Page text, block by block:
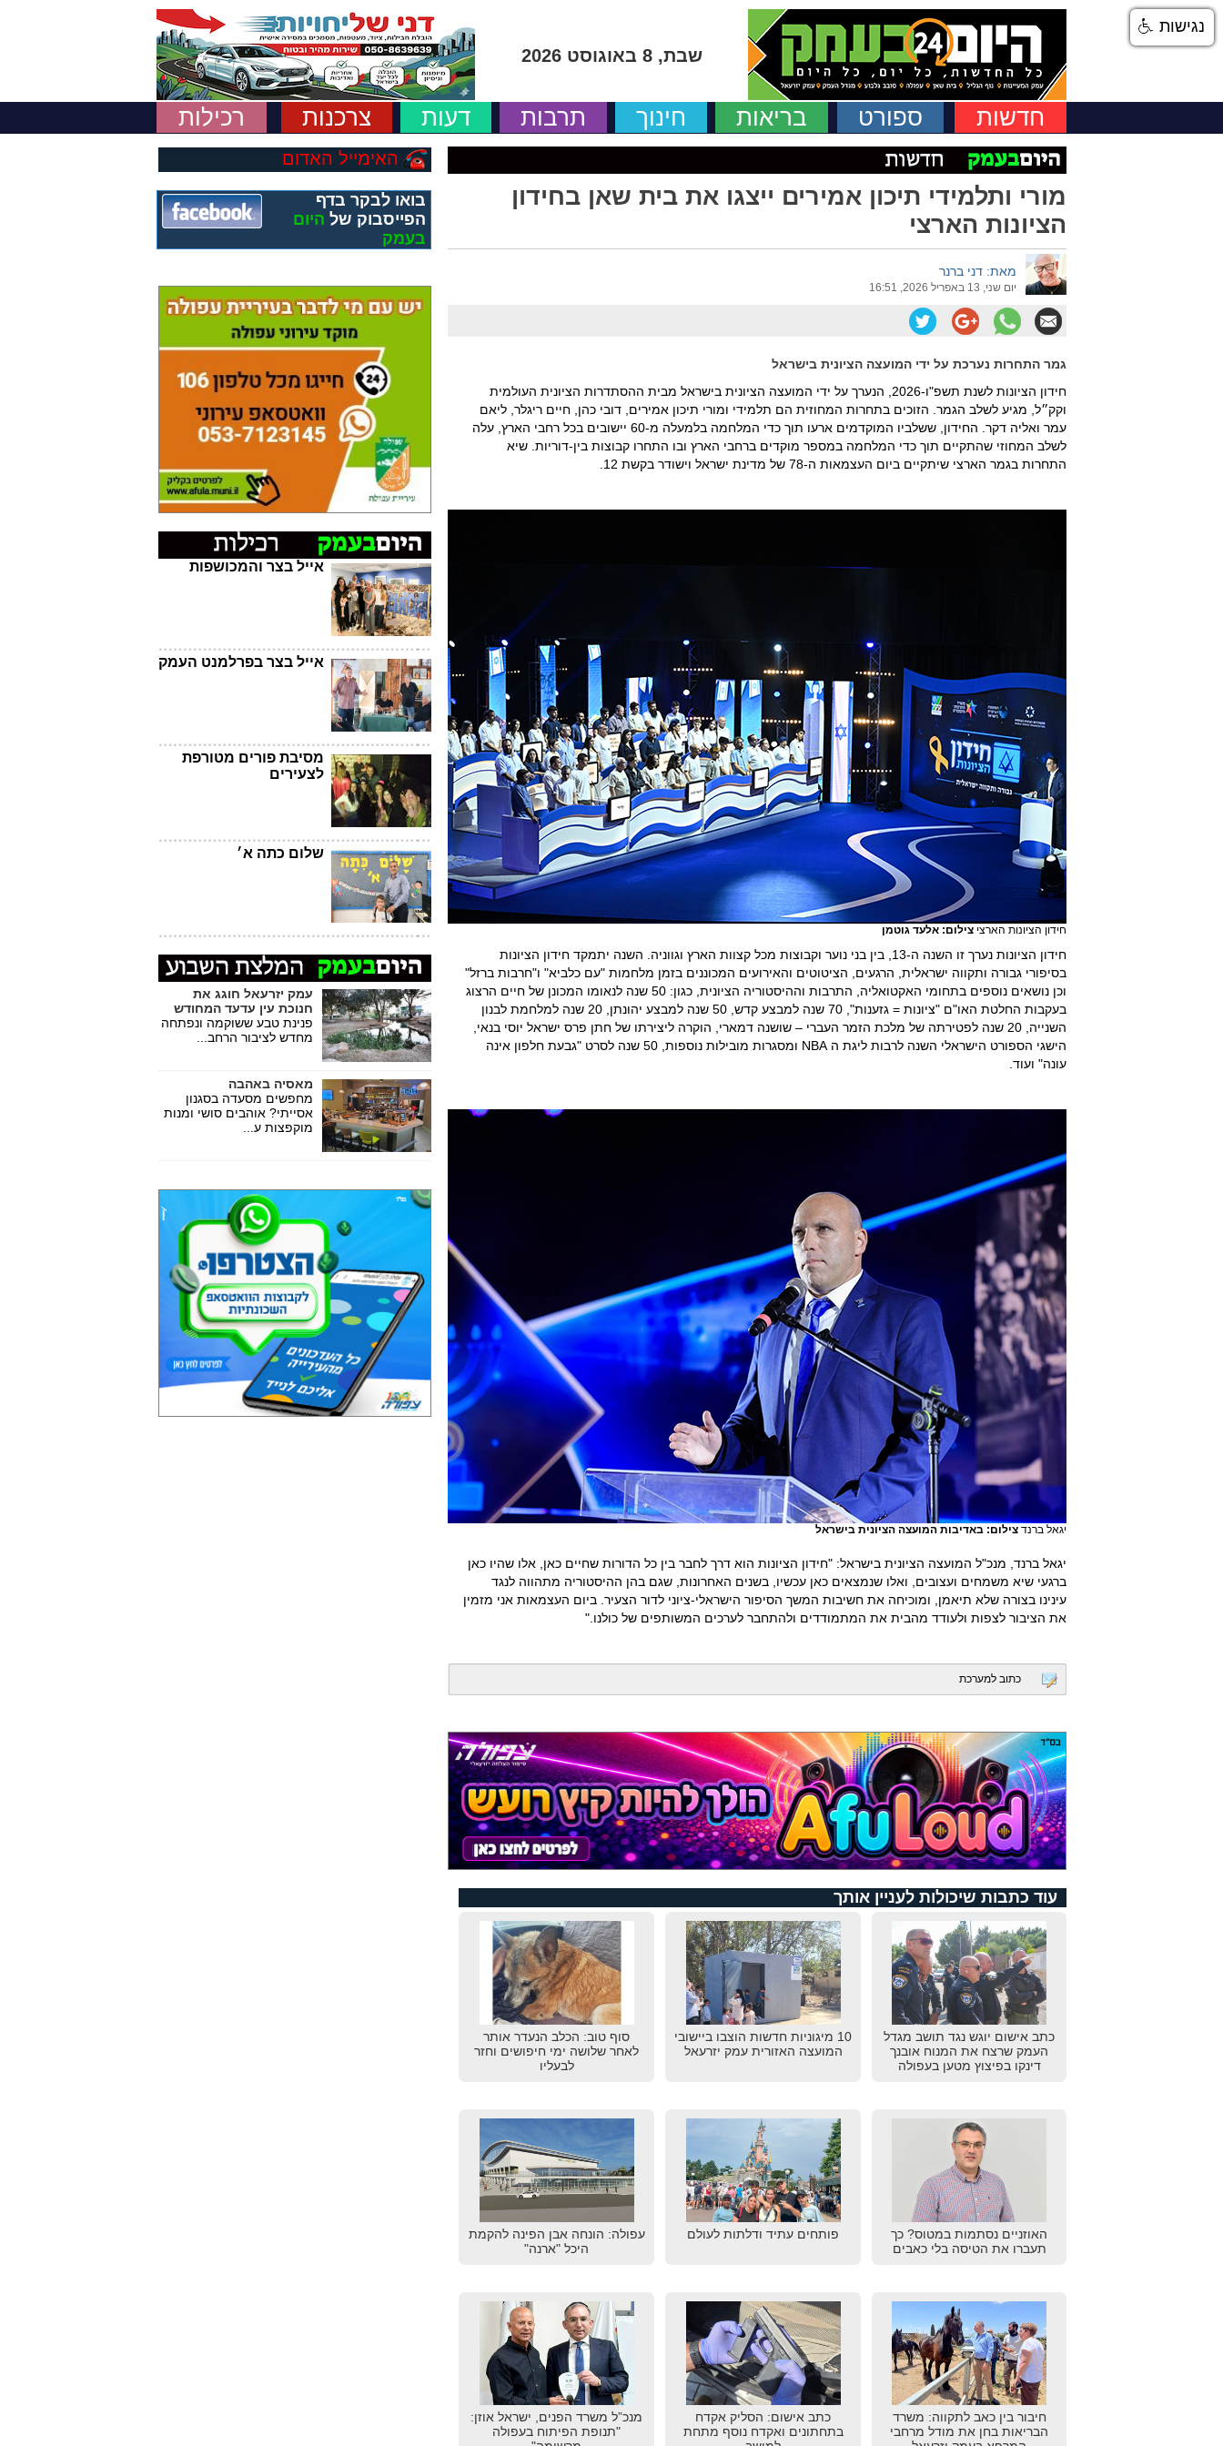
שבת, 8 באוגוסט 2026
חדשות ספורט בריאות חינוך תרבות דעות צרכנות רכילות
מורי ותלמידי תיכון אמירים ייצגו את בית שאן בחידון
הציונות הארצי
מאת: דני ברנר
יום שני, 13 באפריל 2026, 16:51
גמר התחרות נערכת על ידי המועצה הציונית בישראל
חידון הציונות לשנת תשפ"ו-2026, הנערך על ידי המועצה הציונית בישראל מבית ההסתדרות הציונית העולמית
וקק״ל, מגיע לשלב הגמר. הזוכים בתחרות המחוזית הם תלמידי ומורי תיכון אמירים, דובי כהן, חיים ריגלר, ליאם
עמר ואליה דקר. החידון, ששלביו המוקדמים ארעו תוך כדי המלחמה בלמעלה מ-60 יישובים בכל רחבי הארץ, עלה
לשלב המחוזי שהתקיים תוך כדי המלחמה במספר מוקדים ברחבי הארץ ובו התחרו קבוצות בין-דוריות. שיא
התחרות בגמר הארצי שיתקיים ביום העצמאות ה-78 של מדינת ישראל וישודר בקשת 12.
חידון הציונות הארצי צילום: אלעד גוטמן
חידון הציונות נערך זו השנה ה-13, בין בני נוער וקבוצות מכל קצוות הארץ וגווניה. השנה יתמקד חידון הציונות
בסיפורי גבורה ותקווה ישראלית, הרגעים, הציטוטים והאירועים המכוננים בזמן מלחמות "עם כלביא" ו"חרבות ברזל"
וכן נושאים נוספים בתחומי האקטואליה, התרבות וההיסטוריה הציונית, כגון: 50 שנה לנאומו המכונן של חיים הרצוג
בעקבות החלטת האו"ם "ציונות = גזענות", 70 שנה למבצע קדש, 50 שנה למבצע יהונתן, 20 שנה למלחמת לבנון
השנייה, 20 שנה לפטירתה של מלכת הזמר העברי – שושנה דמארי, הוקרה ליצירתו של חתן פרס ישראל יוסי בנאי,
הישגי הספורט הישראלי השנה לרבות ליגת ה NBA ומסגרות מובילות נוספות, 50 שנה לסרט "גבעת חלפון אינה
עונה" ועוד.
יגאל ברנד צילום: באדיבות המועצה הציונית בישראל
יגאל ברנד, מנכ"ל המועצה הציונית בישראל: "חידון הציונות הוא דרך לחבר בין כל הדורות שחיים כאן, אלו שהיו כאן
ברגעי שיא משמחים ועצובים, ואלו שנמצאים כאן עכשיו, בשנים האחרונות, שגם בהן ההיסטוריה מתהווה לנגד
עינינו בצורה שלא תיאמן, ומוכיחה את חשיבות המשך הסיפור הישראלי-ציוני לדור הצעיר. ביום העצמאות אני מזמין
את הציבור לצפות ולעודד מהבית את המתמודדים ולהתחבר לערכים המשותפים של כולנו."
כתוב למערכת
עוד כתבות שיכולות לעניין אותך
כתב אישום יוגש נגד תושב מגדל
העמק שרצח את המנוח אובנך
דינקו בפיצוץ מטען בעפולה
10 מיגוניות חדשות הוצבו ביישובי
המועצה האזורית עמק יזרעאל
סוף טוב: הכלב הנעדר אותר
לאחר שלושה ימי חיפושים וחזר
לבעליו
האוזניים נסתמות במטוס? כך
תעברו את הטיסה בלי כאבים
פותחים עתיד ודלתות לעולם
עפולה: הונחה אבן הפינה להקמת
היכל "ארנה"
חיבור בין כאב לתקווה: משרד
הבריאות בחן את מודל מרחבי
כתב אישום: הסליק אקדח
בתחתונים ואקדח נוסף מתחת
מנכ”ל משרד הפנים, ישראל אוזן:
"תנופת הפיתוח בעפולה
האימייל האדום
בואו לבקר בדף
הפייסבוק של היום
בעמק
אייל בצר והמכושפות
אייל בצר בפרלמנט העמק
מסיבת פורים מטורפת
לצעירים
שלום כתה א׳
עמק יזרעאל חוגג את
חנוכת עין עדעד המחודש
פנינת טבע ששוקמה ונפתחה
מחדש לציבור הרחב...
מאסיה באהבה
מחפשים מסעדה בסגנון
אסייתי? אוהבים סושי ומנות
מוקפצות ע...
נגישות